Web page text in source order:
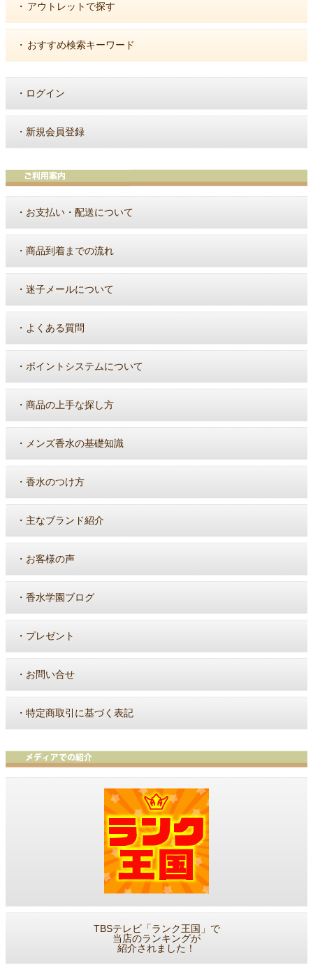
・ アウトレットで探す
・ おすすめ検索キーワード
・ ログイン
・ 新規会員登録
・ お支払い・配送について
・ 商品到着までの流れ
・ 迷子メールについて
・ よくある質問
・ ポイントシステムについて
・ 商品の上手な探し方
・ メンズ香水の基礎知識
・ 香水のつけ方
・ 主なブランド紹介
・ お客様の声
・ 香水学園ブログ
・ プレゼント
・ お問い合せ
・ 特定商取引に基づく表記
TBSテレビ「ランク王国」で
当店のランキングが
紹介されました！